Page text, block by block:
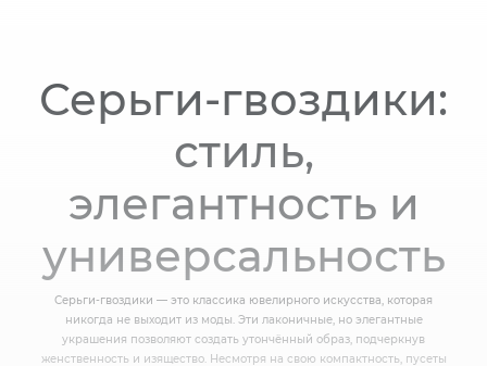
Серьги-гвоздики:
стиль,
элегантность и
универсальность
Серьги-гвоздики — это классика ювелирного искусства, которая
никогда не выходит из моды. Эти лаконичные, но элегантные
украшения позволяют создать утончённый образ, подчеркнув
женственность и изящество. Несмотря на свою компактность, пусеты